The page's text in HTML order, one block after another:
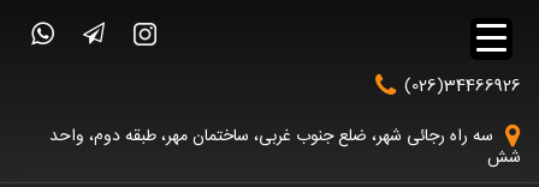
(026)34466926
سه راه رجائی شهر، ضلع جنوب غربی، ساختمان مهر، طبقه دوم، واحد
شش